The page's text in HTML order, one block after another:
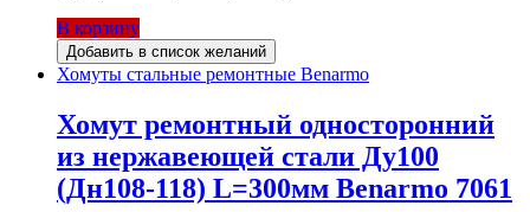
В корзину
Добавить в список желаний
Хомуты стальные ремонтные Benarmo
Хомут ремонтный односторонний
из нержавеющей стали Ду100
(Дн108-118) L=300мм Benarmo 7061